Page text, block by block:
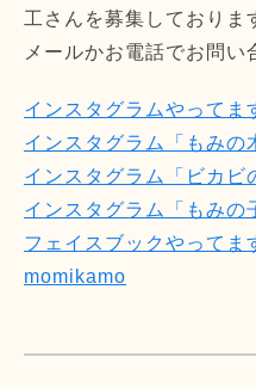
工さんを募集しておりま
メールかお電話でお問い
インスタグラムやってま
インスタグラム「もみの
インスタグラム「ビカビ
インスタグラム「もみの
フェイスブックやってま
momikamo